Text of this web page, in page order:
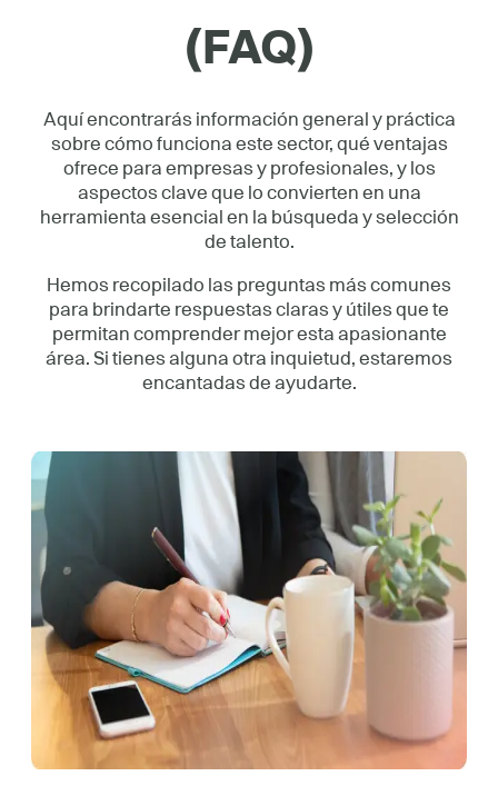
(FAQ)
Aquí encontrarás información general y práctica
sobre cómo funciona este sector, qué ventajas
ofrece para empresas y profesionales, y los
aspectos clave que lo convierten en una
herramienta esencial en la búsqueda y selección
de talento.
Hemos recopilado las preguntas más comunes
para brindarte respuestas claras y útiles que te
permitan comprender mejor esta apasionante
área. Si tienes alguna otra inquietud, estaremos
encantadas de ayudarte.